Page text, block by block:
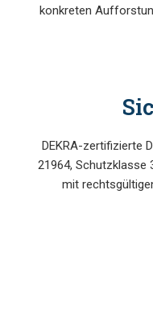
konkreten
DEKRA-zertifizierte
21964, Schutzklasse
mit